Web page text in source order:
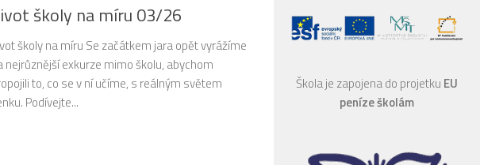
školy na míru 03/26
školy na míru Se začátkem jara opět vyrážíme
nejrůznější exkurze mimo školu, abychom
to, co se v ní učíme, s reálným světem
Podívejte...
Škola je zapojena do projetku EU
peníze školám